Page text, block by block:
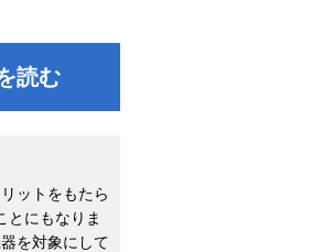
読む
ットをもたら
とにもなりま
を対象にして